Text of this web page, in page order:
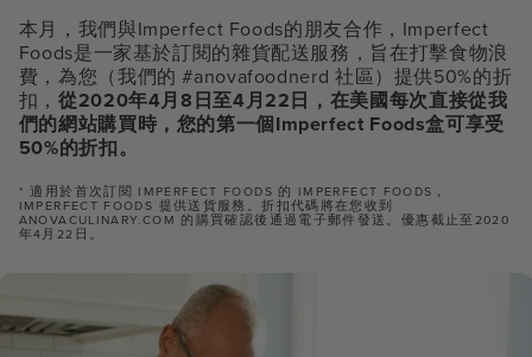
本月，我們與Imperfect Foods的朋友合作，Imperfect
Foods是一家基於訂閱的雜貨配送服務，旨在打擊食物浪
費，為您（我們的 #anovafoodnerd 社區）提供50%的折
扣，從2020年4月8日至4月22日，在美國每次直接從我
們的網站購買時，您的第一個Imperfect Foods盒可享受
50%的折扣。
* 適用於首次訂閱 IMPERFECT FOODS 的 IMPERFECT FOODS，
IMPERFECT FOODS 提供送貨服務。折扣代碼將在您收到
ANOVACULINARY.COM 的購買確認後通過電子郵件發送。優惠截止至2020
年4月22日。